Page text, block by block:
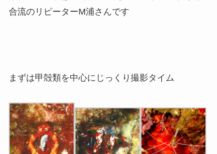
合流のリピーターM浦さんです
まずは甲殻類を中心にじっくり撮影タイム